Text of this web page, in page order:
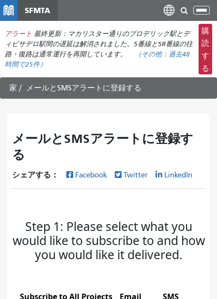
ン
コ
ン
ン
ツ
に
SFMTA
ナ
ビ
ゲ
ー
シ
ョ
の
アラート 最終更新：マカリスター通りのブロデリック駅とデ
ィビサデロ駅間の遅延は解消されました。5番線と5R番線の往
路・復路は通常運行を再開しています。
（その他： 過去48
時間で25件）
購
読
す
る
家 メールとSMSアラートに登録する
メールとSMSアラートに登録す
る
シェアする： Facebook Twitter LinkedIn